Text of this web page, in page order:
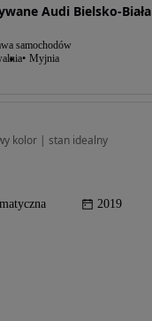
Audi Bielsko-Biała
samochodów
Myjnia
kolor | stan idealny
2019